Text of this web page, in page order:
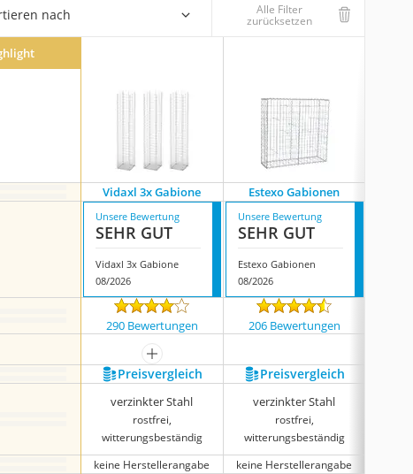
nach Alle Filter
zurücksetzen
Vidaxl 3x Gabione Estexo Gabionen
Unsere Bewertung
SEHR GUT
Vidaxl 3x Gabione
08/2026
Unsere Bewertung
SEHR GUT
Estexo Gabionen
08/2026
290 Bewertungen 206 Bewertungen
mehr anzeigen
Preis­vergleich Preis­vergleich
verzinkter Stahl
rostfrei,
witterungsbeständig
verzinkter Stahl
rostfrei,
witterungsbeständig
keine Herstellerangabe keine Herstellerangabe